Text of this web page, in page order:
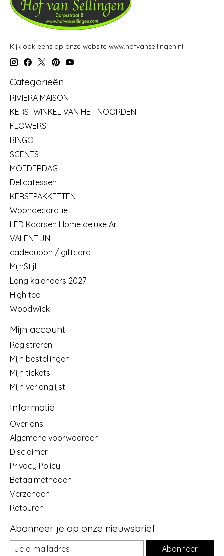
Kijk ook eens op onze website www.hofvansellingen.nl
Categorieën
RIVIERA MAISON
KERSTWINKEL VAN HET NOORDEN.
FLOWERS
BINGO
SCENTS
MOEDERDAG
Delicatessen
KERSTPAKKETTEN
Woondecoratie
LED Kaarsen Home deluxe Art
VALENTIJN
cadeaubon / giftcard
MijnStijl
Lang kalenders 2027
High tea
WoodWick
Mijn account
Registreren
Mijn bestellingen
Mijn tickets
Mijn verlanglijst
Informatie
Over ons
Algemene voorwaarden
Disclaimer
Privacy Policy
Betaalmethoden
Verzenden
Retouren
Abonneer je op onze nieuwsbrief
Abonneer